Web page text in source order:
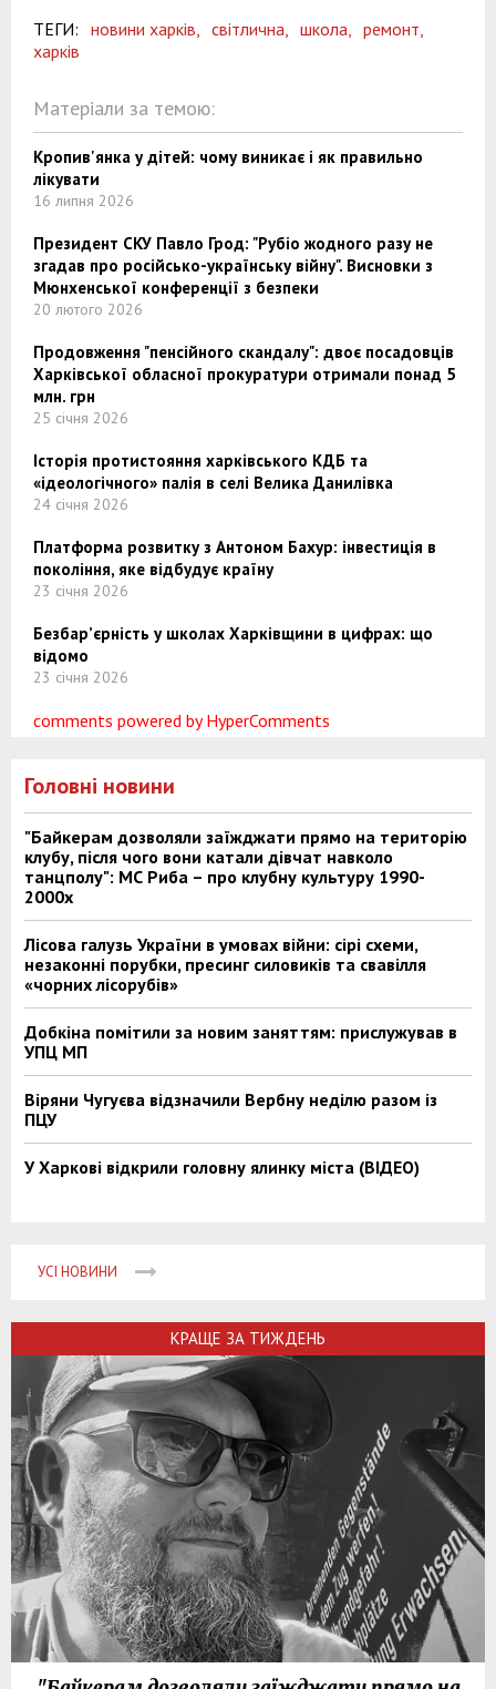
ТЕГИ: новини харків, світлична, школа,
ремонт,
харків
Матеріали за темою:
Кропив'янка у дітей: чому виникає і як правильно
лікувати
16 липня 2026
Президент СКУ Павло Грод: "Рубіо жодного разу не
згадав про російсько-українську війну". Висновки з
Мюнхенської конференції з безпеки
20 лютого 2026
Продовження "пенсійного скандалу": двоє посадовців
Харківської обласної прокуратури отримали понад 5
млн. грн
25 січня 2026
Історія протистояння харківського КДБ та
«ідеологічного» палія в селі Велика Данилівка
24 січня 2026
Платформа розвитку з Антоном Бахур: інвестиція в
покоління, яке відбудує країну
23 січня 2026
Безбар’єрність у школах Харківщини в цифрах: що
відомо
23 січня 2026
comments powered by HyperComments
Головні новини
"Байкерам дозволяли заїжджати прямо на територію
клубу, після чого вони катали дівчат навколо
танцполу": МС Риба – про клубну культуру 1990-
2000х
Лісова галузь України в умовах війни: сірі схеми,
незаконні порубки, пресинг силовиків та свавілля
«чорних лісорубів»
Добкіна помітили за новим заняттям: прислужував в
УПЦ МП
Віряни Чугуєва відзначили Вербну неділю разом із
ПЦУ
У Харкові відкрили головну ялинку міста (ВІДЕО)
УСІ НОВИНИ
КРАЩЕ ЗА ТИЖДЕНЬ